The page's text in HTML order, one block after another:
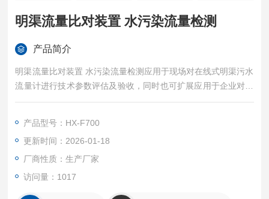
明渠流量比对装置 水污染流量检测
产品简介
明渠流量比对装置 水污染流量检测应用于现场对在线式明渠污水
流量计进行技术参数评估及验收，同时也可扩展应用于企业对明
渠污水排放的流量测量等。
产品型号：HX-F700
更新时间：2026-01-18
厂商性质：生产厂家
访问量：1017